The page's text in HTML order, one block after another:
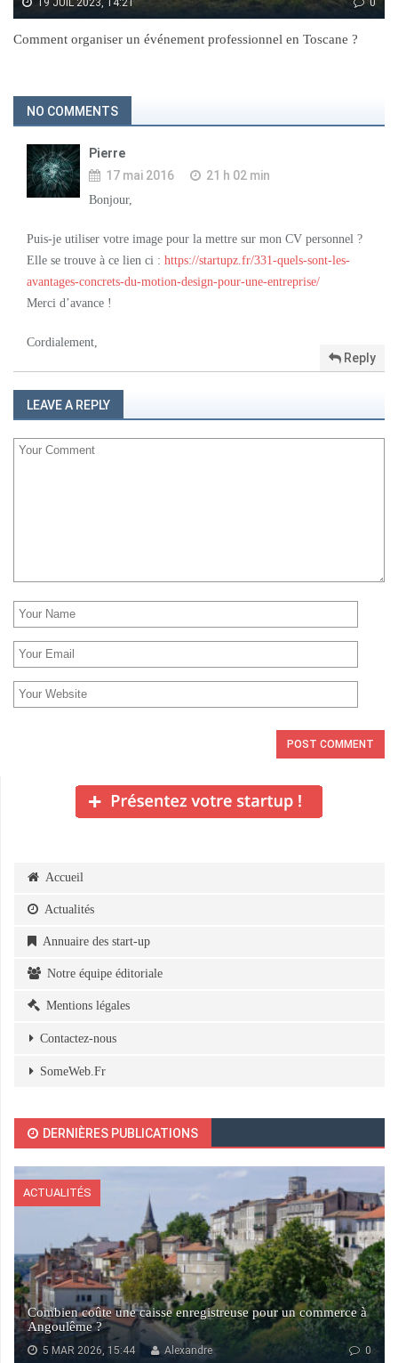
Comment organiser un événement professionnel en Toscane ?
NO COMMENTS
Pierre
17 mai 2016
21 h 02 min
Bonjour,
Puis-je utiliser votre image pour la mettre sur mon CV personnel ?
Elle se trouve à ce lien ci : https://startupz.fr/331-quels-sont-les-
avantages-concrets-du-motion-design-pour-une-entreprise/
Merci d’avance !
Cordialement,
Reply
LEAVE A REPLY
Accueil
Actualités
Annuaire des start-up
Notre équipe éditoriale
Mentions légales
Contactez-nous
SomeWeb.Fr
DERNIÈRES PUBLICATIONS
ACTUALITÉS
Combien coûte une caisse enregistreuse pour un commerce à
Angoulême ?
5 MAR 2026, 15:44 0
Alexandre